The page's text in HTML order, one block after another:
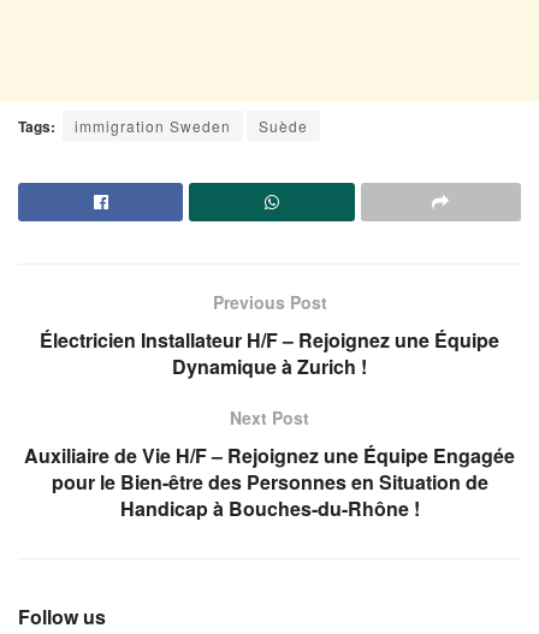
Tags: immigration Sweden Suède
Previous Post
Électricien Installateur H/F – Rejoignez une Équipe
Dynamique à Zurich !
Next Post
Auxiliaire de Vie H/F – Rejoignez une Équipe Engagée
pour le Bien-être des Personnes en Situation de
Handicap à Bouches-du-Rhône !
Follow us